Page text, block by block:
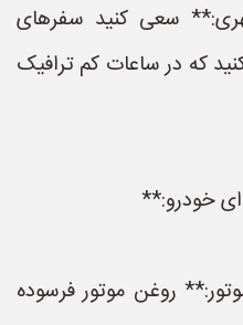
سعی کنید سفرهای
که در ساعات کم ترافیک
روغن موتور فرسوده